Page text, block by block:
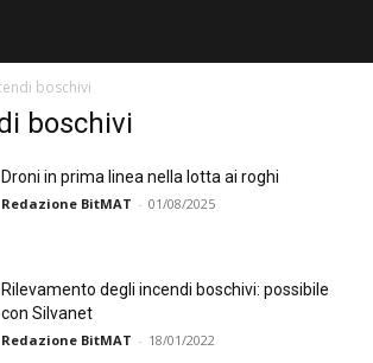
boschivi
boschivi
Droni in prima linea nella lotta ai roghi
Redazione BitMAT - 01/08/2025
Rilevamento degli incendi boschivi: possibile
con Silvanet
Redazione BitMAT - 18/01/2022